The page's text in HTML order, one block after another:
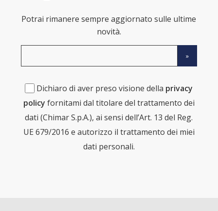
Potrai rimanere sempre aggiornato sulle ultime
novità.
Dichiaro di aver preso visione della privacy
policy fornitami dal titolare del trattamento dei
dati (Chimar S.p.A.), ai sensi dell’Art. 13 del Reg.
UE 679/2016 e autorizzo il trattamento dei miei
dati personali.